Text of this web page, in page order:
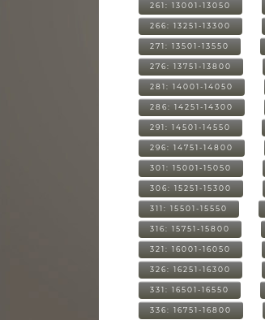
261: 13001-13050
266: 13251-13300
271: 13501-13550
276: 13751-13800
281: 14001-14050
286: 14251-14300
291: 14501-14550
296: 14751-14800
301: 15001-15050
306: 15251-15300
311: 15501-15550
316: 15751-15800
321: 16001-16050
326: 16251-16300
331: 16501-16550
336: 16751-16800